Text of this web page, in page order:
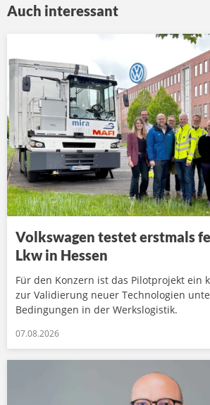
Auch interessant
Volkswagen testet erstmals
Lkw in Hessen
Für den Konzern ist das Pilotprojekt ein
zur Validierung neuer Technologien
Bedingungen in der Werkslogistik.
07.08.2026